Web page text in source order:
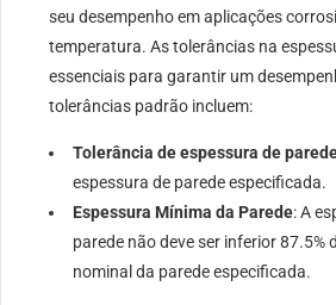
seu desempenho em aplicações
temperatura. As tolerâncias na
essenciais para garantir um
tolerâncias padrão incluem:
Tolerância de espessura de
espessura de parede especificada.
Espessura Mínima da Parede: A
parede não deve ser inferior 87.5%
nominal da parede especificada.